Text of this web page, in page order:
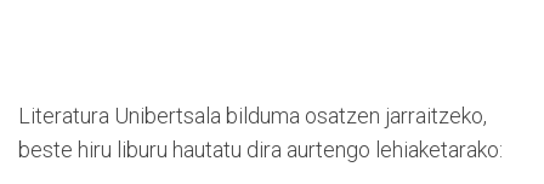
Literatura Unibertsala bilduma osatzen jarraitzeko,
beste hiru liburu hautatu dira aurtengo lehiaketarako: